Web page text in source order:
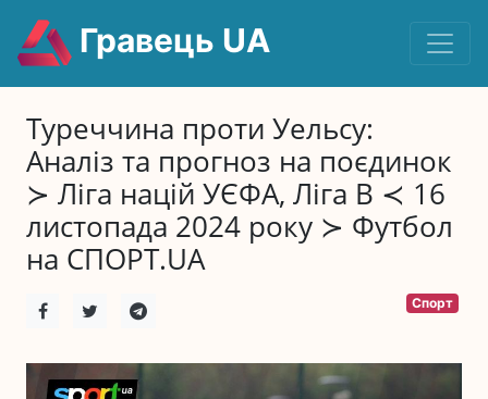
Гравець UA
Туреччина проти Уельсу:
Аналіз та прогноз на поєдинок
≻ Ліга націй УЄФА, Ліга B ≺ 16
листопада 2024 року ≻ Футбол
на СПОРТ.UA
Спорт